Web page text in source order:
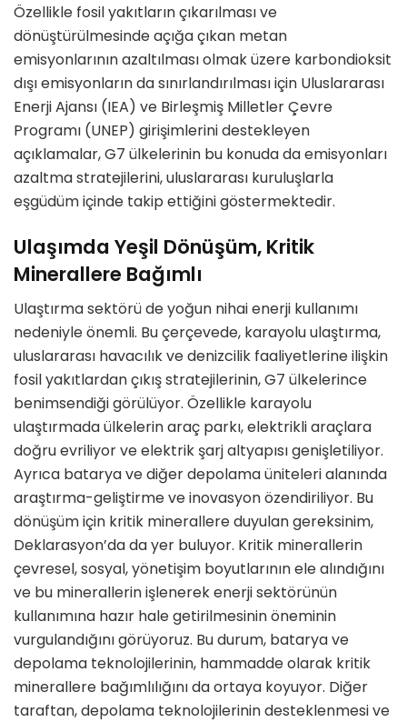
Özellikle fosil yakıtların çıkarılması ve
dönüştürülmesinde açığa çıkan metan
emisyonlarının azaltılması olmak üzere karbondioksit
dışı emisyonların da sınırlandırılması için Uluslararası
Enerji Ajansı (IEA) ve Birleşmiş Milletler Çevre
Programı (UNEP) girişimlerini destekleyen
açıklamalar, G7 ülkelerinin bu konuda da emisyonları
azaltma stratejilerini, uluslararası kuruluşlarla
eşgüdüm içinde takip ettiğini göstermektedir.
Ulaşımda Yeşil Dönüşüm, Kritik
Minerallere Bağımlı
Ulaştırma sektörü de yoğun nihai enerji kullanımı
nedeniyle önemli. Bu çerçevede, karayolu ulaştırma,
uluslararası havacılık ve denizcilik faaliyetlerine ilişkin
fosil yakıtlardan çıkış stratejilerinin, G7 ülkelerince
benimsendiği görülüyor. Özellikle karayolu
ulaştırmada ülkelerin araç parkı, elektrikli araçlara
doğru evriliyor ve elektrik şarj altyapısı genişletiliyor.
Ayrıca batarya ve diğer depolama üniteleri alanında
araştırma-geliştirme ve inovasyon özendiriliyor. Bu
dönüşüm için kritik minerallere duyulan gereksinim,
Deklarasyon’da da yer buluyor. Kritik minerallerin
çevresel, sosyal, yönetişim boyutlarının ele alındığını
ve bu minerallerin işlenerek enerji sektörünün
kullanımına hazır hale getirilmesinin öneminin
vurgulandığını görüyoruz. Bu durum, batarya ve
depolama teknolojilerinin, hammadde olarak kritik
minerallere bağımlılığını da ortaya koyuyor. Diğer
taraftan, depolama teknolojilerinin desteklenmesi ve